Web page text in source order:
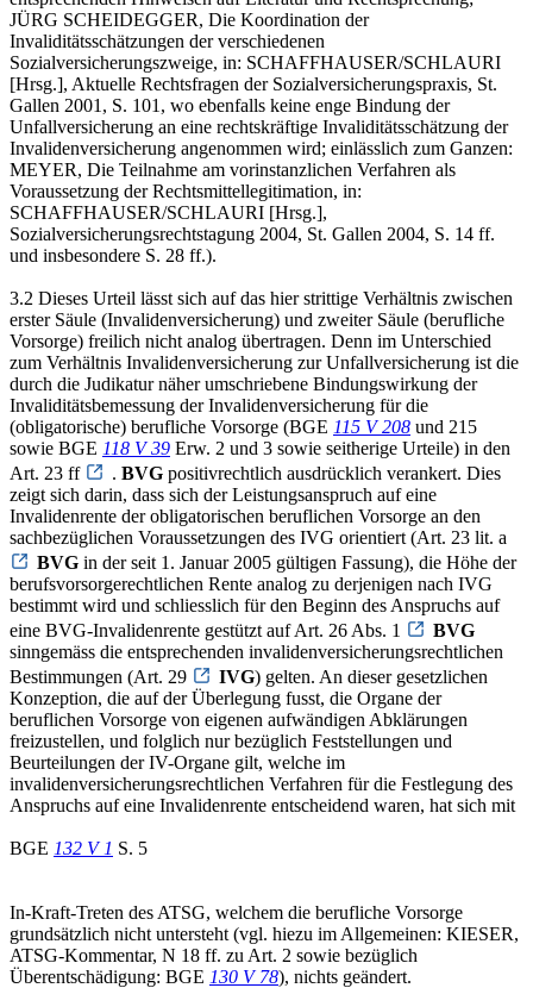
JÜRG SCHEIDEGGER, Die Koordination der
Invaliditätsschätzungen der verschiedenen
Sozialversicherungszweige, in: SCHAFFHAUSER/SCHLAURI
[Hrsg.], Aktuelle Rechtsfragen der Sozialversicherungspraxis, St.
Gallen 2001, S. 101, wo ebenfalls keine enge Bindung der
Unfallversicherung an eine rechtskräftige Invaliditätsschätzung der
Invalidenversicherung angenommen wird; einlässlich zum Ganzen:
MEYER, Die Teilnahme am vorinstanzlichen Verfahren als
Voraussetzung der Rechtsmittellegitimation, in:
SCHAFFHAUSER/SCHLAURI [Hrsg.],
Sozialversicherungsrechtstagung 2004, St. Gallen 2004, S. 14 ff.
und insbesondere S. 28 ff.).
3.2 Dieses Urteil lässt sich auf das hier strittige Verhältnis zwischen
erster Säule (Invalidenversicherung) und zweiter Säule (berufliche
Vorsorge) freilich nicht analog übertragen. Denn im Unterschied
zum Verhältnis Invalidenversicherung zur Unfallversicherung ist die
durch die Judikatur näher umschriebene Bindungswirkung der
Invaliditätsbemessung der Invalidenversicherung für die
(obligatorische) berufliche Vorsorge (BGE 115 V 208 und 215
sowie BGE 118 V 39 Erw. 2 und 3 sowie seitherige Urteile) in den
Art. 23 ff
. BVG positivrechtlich ausdrücklich verankert. Dies
zeigt sich darin, dass sich der Leistungsanspruch auf eine
Invalidenrente der obligatorischen beruflichen Vorsorge an den
sachbezüglichen Voraussetzungen des IVG orientiert (Art. 23 lit. a
BVG in der seit 1. Januar 2005 gültigen Fassung), die Höhe der
berufsvorsorgerechtlichen Rente analog zu derjenigen nach IVG
bestimmt wird und schliesslich für den Beginn des Anspruchs auf
eine BVG-Invalidenrente gestützt auf Art. 26 Abs. 1
BVG
sinngemäss die entsprechenden invalidenversicherungsrechtlichen
Bestimmungen (Art. 29
IVG) gelten. An dieser gesetzlichen
Konzeption, die auf der Überlegung fusst, die Organe der
beruflichen Vorsorge von eigenen aufwändigen Abklärungen
freizustellen, und folglich nur bezüglich Feststellungen und
Beurteilungen der IV-Organe gilt, welche im
invalidenversicherungsrechtlichen Verfahren für die Festlegung des
Anspruchs auf eine Invalidenrente entscheidend waren, hat sich mit
BGE 132 V 1 S. 5
In-Kraft-Treten des ATSG, welchem die berufliche Vorsorge
grundsätzlich nicht untersteht (vgl. hiezu im Allgemeinen: KIESER,
ATSG-Kommentar, N 18 ff. zu Art. 2 sowie bezüglich
Überentschädigung: BGE 130 V 78), nichts geändert.